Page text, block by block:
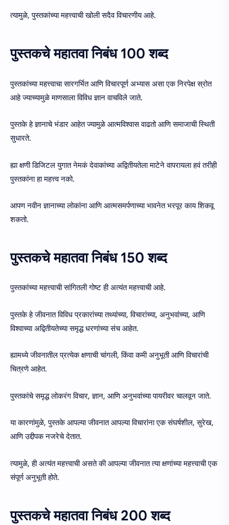
त्यामुळे, पुस्तकांच्या महत्त्वाची खोली सदैव विचारणीय आहे.
पुस्तकचे महातवा निबंध 100 शब्द
पुस्तकांच्या महत्त्वाचा सारगर्भित आणि विचारपूर्ण अभ्यास असा एक निरपेक्ष स्रोत
आहे ज्याच्यामुळे माणसाला विविध ज्ञान वाचविले जाते.
पुस्तके हे ज्ञानाचे भंडार आहेत ज्यामुळे आत्मविश्वास वाढतो आणि समाजाची स्थिती
सुधारते.
ह्या क्षणी डिजिटल युगात नेमकं देवाकांच्या अद्वितीयतेला माटेने वापरायला हवं तरीही
पुस्तकांना हा महत्त्व नको.
आपण नवीन ज्ञानाच्या लोकांना आणि आत्मसमर्पणाच्या भावनेत भरपूर काय शिकवू
शकतो.
पुस्तकचे महातवा निबंध 150 शब्द
पुस्तकांच्या महत्त्वाची सांगितली गोष्ट ही अत्यंत महत्त्वाची आहे.
पुस्तके हे जीवनात विविध प्रकारांच्या तथ्यांच्या, विचारांच्या, अनुभवांच्या, आणि
विश्वाच्या अद्वितीयतेच्या समृद्ध धरणांच्या संच आहेत.
ह्यामध्ये जीवनातील प्रत्येक क्षणाची चांगली, किंवा कमी अनुभूती आणि विचारांची
चित्रणे आहेत.
पुस्तकांचे समृद्ध लोकरंग विचार, ज्ञान, आणि अनुभवांच्या पायरीवर चालवून जाते.
या कारणांमुळे, पुस्तके आपल्या जीवनात आपल्या विचारांना एक संघर्षशील, सुरेख,
आणि उद्दीपक नजरेचे देतात.
त्यामुळे, ही अत्यंत महत्त्वाची असते की आपल्या जीवनात त्या क्षणांच्या महत्त्वाची एक
संपूर्ण अनुभूती होते.
पुस्तकचे महातवा निबंध 200 शब्द